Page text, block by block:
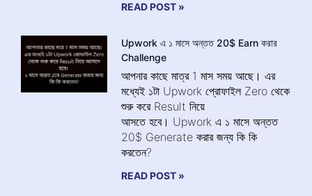
READ POST »
Upwork এ ১ মাসে অন্তত 20$ Earn করার
Challenge
আপনার কাছে মাত্র 1 মাস সময় আছে। এর
মধ্যেই ১টা Upwork প্রোফাইল Zero থেকে
শুরু করে Result নিয়ে
আসতে হবে। Upwork এ ১ মাসে অন্তত
20$ Generate করার জন্য কি কি
করতেন?
READ POST »